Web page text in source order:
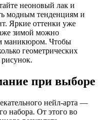
неоновый лак и
модным тенденциям и
Яркие оттенки уже
зимой можно
маникюром. Чтобы
геометрических
при выборе
нейл-арта —
набора. От этого во